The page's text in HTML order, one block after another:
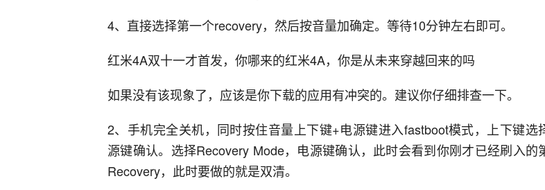
4、直接选择第一个recovery，然后按音量加确定。等待10分钟左右即可。
红米4A双十一才首发，你哪来的红米4A，你是从未来穿越回来的吗
如果没有该现象了，应该是你下载的应用有冲突的。建议你仔细排查一下。
2、手机完全关机，同时按住音量上下键+电源键进入fastboot模式，上下键选
源键确认。选择Recovery Mode，电源键确认，此时会看到你刚才已经刷入的
Recovery，此时要做的就是双清。